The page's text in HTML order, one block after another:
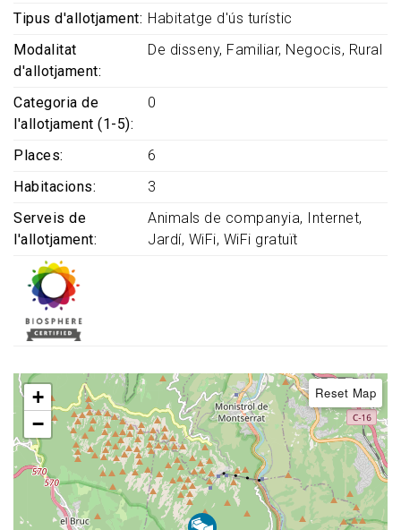
Tipus d'allotjament
Habitatge d'ús turístic
Modalitat
d'allotjament
De disseny Familiar Negocis Rural
Categoria de
l'allotjament (1-5)
0
Places
6
Habitacions
3
Serveis de
l'allotjament
Animals de companyia
Internet
Jardí WiFi WiFi gratuït
+
−
Reset Map